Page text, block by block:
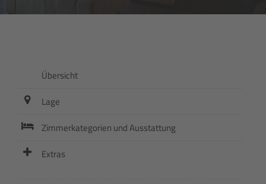
Übersicht
Lage
Zimmerkategorien und Ausstattung
Extras